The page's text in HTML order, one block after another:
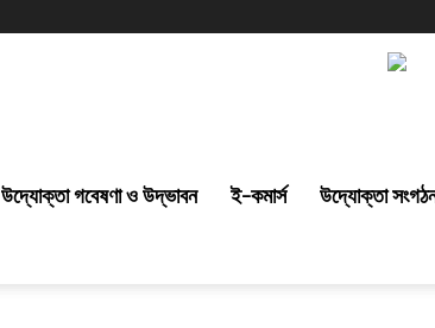
উদ্যোক্তা গবেষণা ও উদ্ভাবন ই-কমার্স উদ্যোক্তা